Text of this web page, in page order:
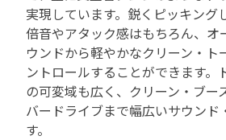
実現しています。鋭くピッキング
倍音やアタック感はもちろん、オ
ウンドから軽やかなクリーン・ト
ントロールすることができます。
の可変域も広く、クリーン・ブー
バードライブまで幅広いサウンド
す。